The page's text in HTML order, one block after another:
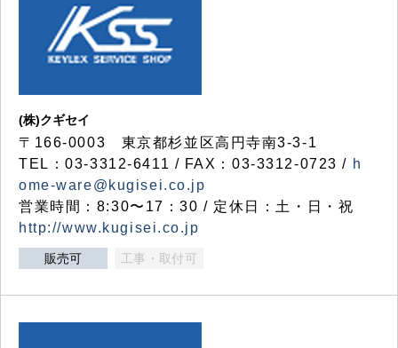
(株)クギセイ
〒166-0003 東京都杉並区高円寺南3-3-1
TEL：03-3312-6411 / FAX：03-3312-0723 / h
ome-ware@kugisei.co.jp
営業時間：8:30〜17：30 / 定休日：土・日・祝
http://www.kugisei.co.jp
販売可 工事・取付可